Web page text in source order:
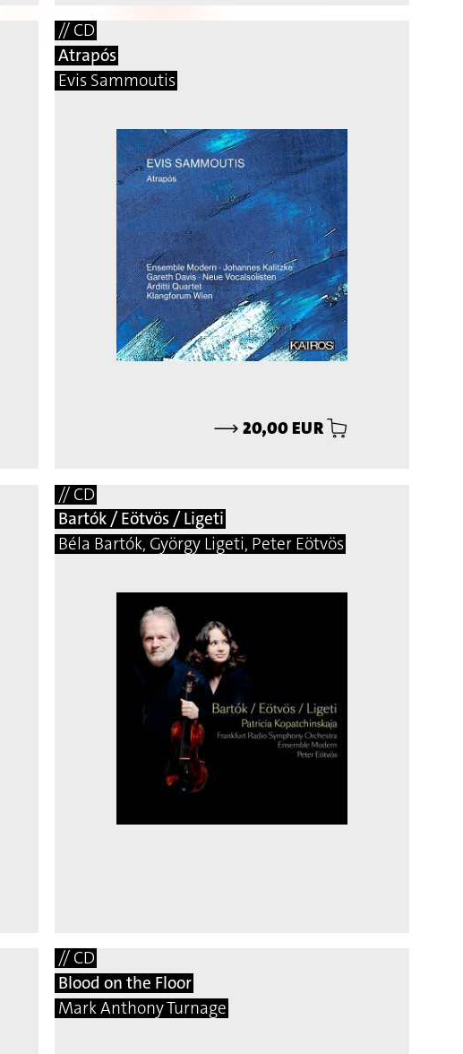
// CD
Atrapós
Evis Sammoutis
⟶ 20,00 EUR
// CD
Bartók / Eötvös / Ligeti
Béla Bartók, György Ligeti, Peter Eötvös
// CD
Blood on the Floor
Mark Anthony Turnage